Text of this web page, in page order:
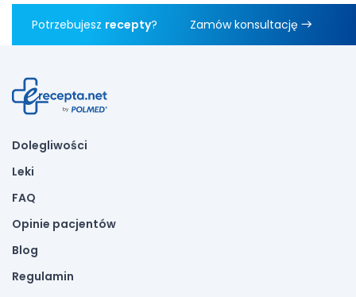
Potrzebujesz recepty? Zamów konsultację
Dolegliwości
Leki
FAQ
Opinie pacjentów
Blog
Regulamin